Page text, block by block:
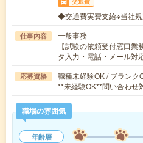
◆交通費実費支給※当社規
仕事内容
一般事務
【試験の依頼受付窓口
タ入力・電話・メール
応募資格
職種未経験OK / ブランク
**未経験OK**問い合わせ
職場の雰囲気
年齢層